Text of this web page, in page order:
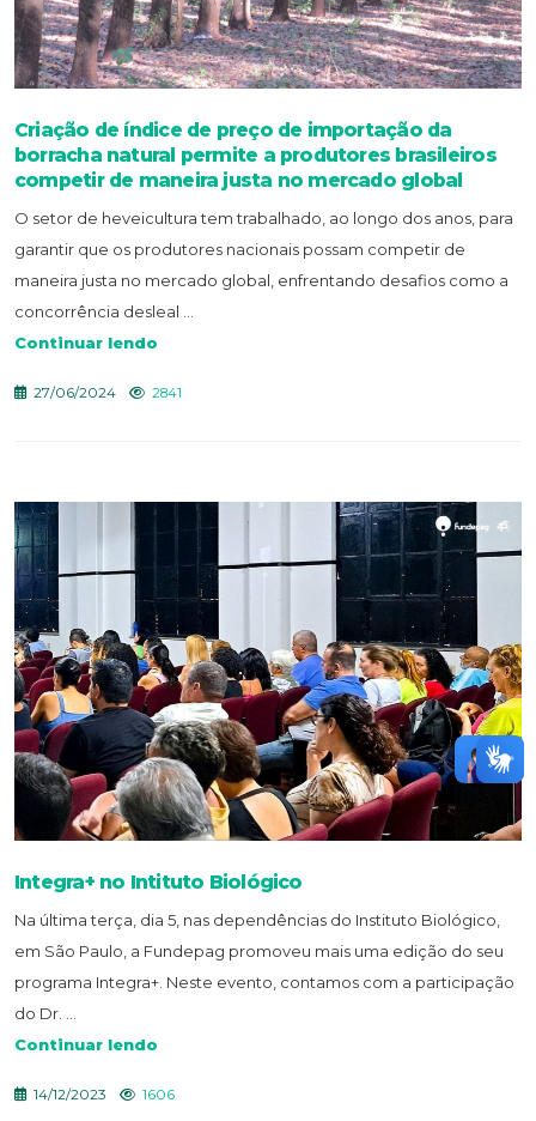
Criação de índice de preço de importação da
borracha natural permite a produtores brasileiros
competir de maneira justa no mercado global
O setor de heveicultura tem trabalhado, ao longo dos anos, para
garantir que os produtores nacionais possam competir de
maneira justa no mercado global, enfrentando desafios como a
concorrência desleal ...
Continuar lendo
27/06/2024 2841
Integra+ no Intituto Biológico
Na última terça, dia 5, nas dependências do Instituto Biológico,
em São Paulo, a Fundepag promoveu mais uma edição do seu
programa Integra+. Neste evento, contamos com a participação
do Dr. ...
Continuar lendo
14/12/2023 1606